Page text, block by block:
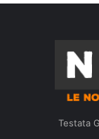
Testata